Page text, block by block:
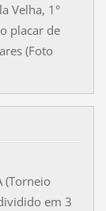
Velha, 1°
placar de
(Foto
(Torneio
em 3